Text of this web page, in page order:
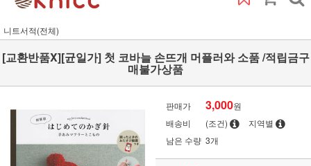
니트서적(전체)
[교환반품X][균일가] 첫 코바늘 손뜨개 머플러와 소품 /적립금구
매불가상품
판매가 3,000원
배송비
(조건)
지역별
남은 수량 3개